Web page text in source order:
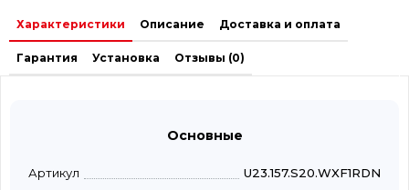
Характеристики Описание Доставка и оплата
Гарантия Установка Отзывы (0)
Основные
Артикул
U23.157.S20.WXF1RDN